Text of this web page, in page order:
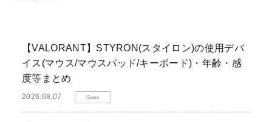
【VALORANT】STYRON(スタイロン)の使用デバ
イス(マウス/マウスパッド/キーボード)・年齢・感
度等まとめ
2026.08.07 Game